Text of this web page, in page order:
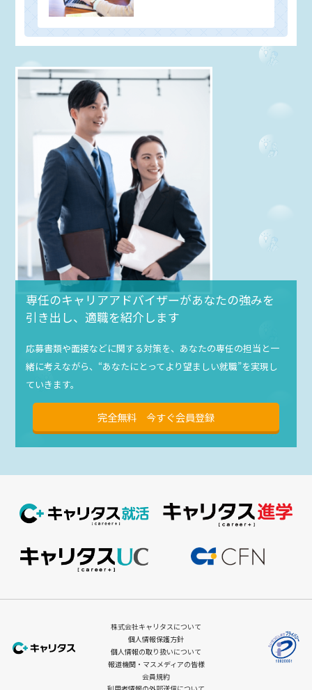
専任のキャリアアドバイザーがあなたの強みを
引き出し、適職を紹介します
応募書類や面接などに関する対策を、あなたの専任の担当と一
緒に考えながら、“あなたにとってより望ましい就職”を実現し
ていきます。
完全無料 今すぐ会員登録
株式会社キャリタスについて
個人情報保護方針
個人情報の取り扱いについて
報道機関・マスメディアの皆様
会員規約